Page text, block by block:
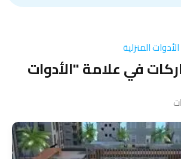
الأدوات المنزلية
في علامة "الأدوات